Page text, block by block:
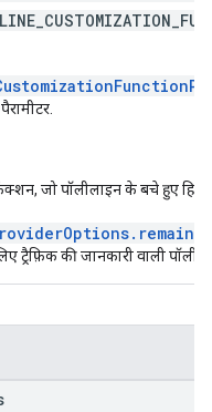
जो पॉलीलाइन के बचे हुए
ट्रैफ़िक की जानकारी वाली